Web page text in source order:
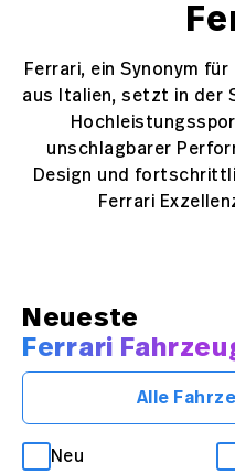
Ferrari, ein Synonym
aus Italien, setzt in der
unschlagbarer
Design und
Ferrari
Neueste
Ferrari
Alle
Neu